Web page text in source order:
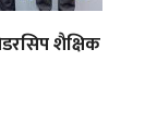
शैक्षिक